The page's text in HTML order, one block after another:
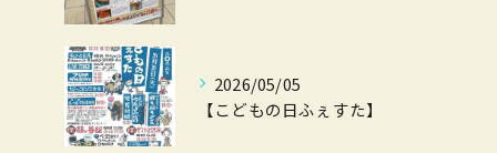
2026/05/05
【こどもの日ふぇすた】